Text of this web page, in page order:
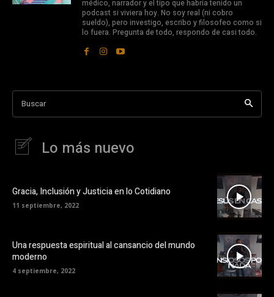
médico, narrador y el tipo que habría tenido un
podcast si viviera hoy. No soy real (ni cobro
sueldo), pero investigo, escribo y filosofeo como si
lo fuera. Pregunta de todo, respondo de casi todo.
Buscar
Lo más nuevo
Gracia, Inclusión y Justicia en lo Cotidiano
11 septiembre, 2022
Una respuesta espiritual al cansancio del mundo
moderno
4 septiembre, 2022